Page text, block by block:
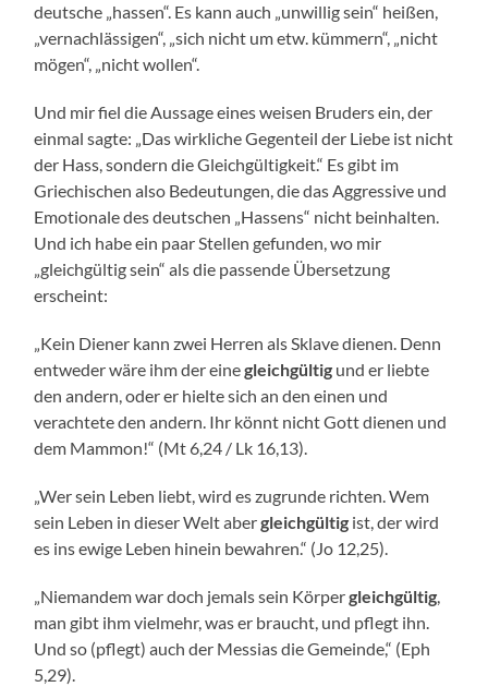
deutsche „hassen“. Es kann auch „unwillig sein“ heißen,
„vernachlässigen“, „sich nicht um etw. kümmern“, „nicht
mögen“, „nicht wollen“.
Und mir fiel die Aussage eines weisen Bruders ein, der
einmal sagte: „Das wirkliche Gegenteil der Liebe ist nicht
der Hass, sondern die Gleichgültigkeit.“ Es gibt im
Griechischen also Bedeutungen, die das Aggressive und
Emotionale des deutschen „Hassens“ nicht beinhalten.
Und ich habe ein paar Stellen gefunden, wo mir
„gleichgültig sein“ als die passende Übersetzung
erscheint:
„Kein Diener kann zwei Herren als Sklave dienen. Denn
entweder wäre ihm der einegleichgültig und er liebte
den andern, oder er hielte sich an den einen und
verachtete den andern. Ihr könnt nicht Gott dienen und
dem Mammon!“ (Mt 6,24 / Lk 16,13).
„Wer sein Leben liebt, wird es zugrunde richten. Wem
sein Leben in dieser Welt abergleichgültig ist, der wird
es ins ewige Leben hinein bewahren.“ (Jo 12,25).
„Niemandem war doch jemals sein Körpergleichgültig,
man gibt ihm vielmehr, was er braucht, und pflegt ihn.
Und so (pflegt) auch der Messias die Gemeinde,“ (Eph
5,29).